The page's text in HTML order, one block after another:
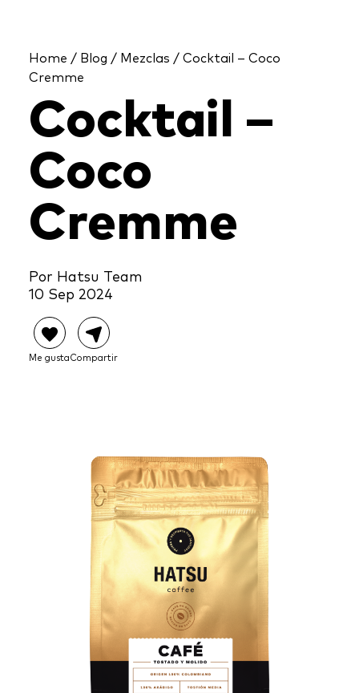
Home / Blog / Mezclas / Cocktail – Coco
Cremme
Cocktail –
Coco
Cremme
Por Hatsu Team
10 Sep 2024
Me gustaCompartir